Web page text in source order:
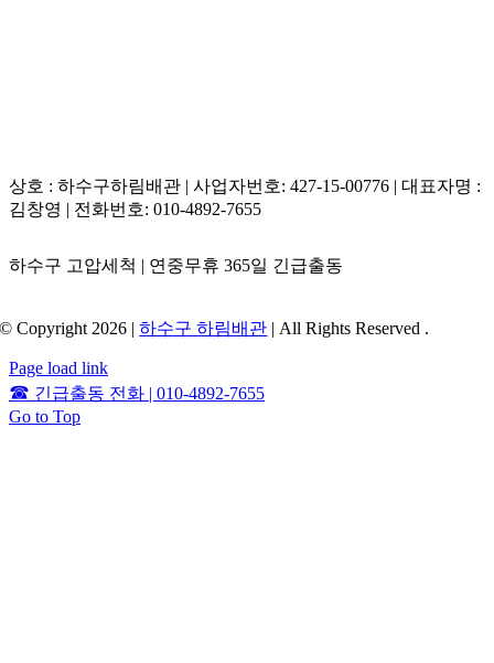
와 같은 정기 관리가 뒷받침되어야 고질적인 내동하수구막힘의
위험으로부터 완벽하게 해방될 수 있습니다.
상호 : 하수구하림배관 | 사업자번호: 427-15-00776 | 대표자명 :
김창영 | 전화번호: 010-4892-7655
하수구 고압세척 | 연중무휴 365일 긴급출동
© Copyright 2026 |하수구 하림배관 | All Rights Reserved .
Page load link
☎ 긴급출동 전화 | 010-4892-7655
Go to Top